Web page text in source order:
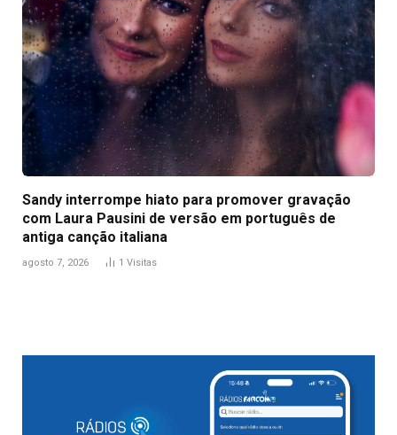
Sandy interrompe hiato para promover gravação
com Laura Pausini de versão em português de
antiga canção italiana
agosto 7, 2026 1 Visitas